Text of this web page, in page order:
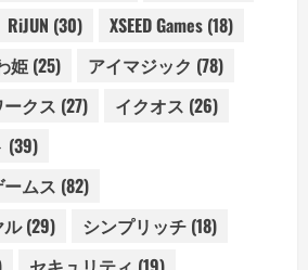
RiJUN (30) XSEED Games (18)
姫 (25) アイマジック (78)
クス (27) イクオス (26)
(39)
ムス (82)
(29) シンプリッチ (18)